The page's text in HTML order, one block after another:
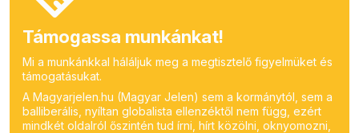
Támogassa munkánkat!
Mi a munkánkkal háláljuk meg a megtisztelő figyelmüket és
támogatásukat.
A Magyarjelen.hu (Magyar Jelen) sem a kormánytól, sem a
balliberális, nyíltan globalista ellenzéktől nem függ, ezért
mindkét oldalról őszintén tud írni, hírt közölni, oknyomozni,